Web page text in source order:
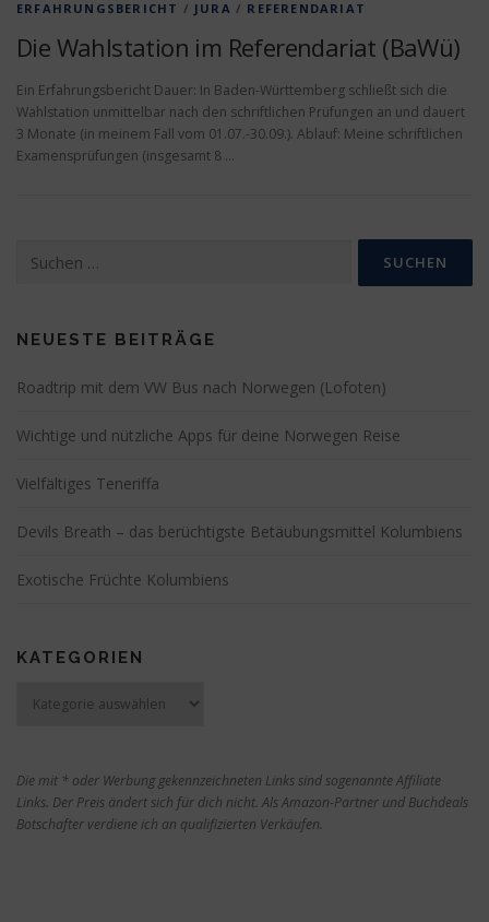
ERFAHRUNGSBERICHT / JURA / REFERENDARIAT
Die Wahlstation im Referendariat (BaWü)
Ein Erfahrungsbericht Dauer: In Baden-Württemberg schließt sich die
Wahlstation unmittelbar nach den schriftlichen Prüfungen an und dauert
3 Monate (in meinem Fall vom 01.07.-30.09.). Ablauf: Meine schriftlichen
Examensprüfungen (insgesamt 8 …
nach:
NEUESTE BEITRÄGE
Roadtrip mit dem VW Bus nach Norwegen (Lofoten)
Wichtige und nützliche Apps für deine Norwegen Reise
Vielfältiges Teneriffa
Devils Breath – das berüchtigste Betäubungsmittel Kolumbiens
Exotische Früchte Kolumbiens
KATEGORIEN
Die mit * oder Werbung gekennzeichneten Links sind sogenannte Affiliate
Links. Der Preis ändert sich für dich nicht. Als Amazon-Partner und Buchdeals
Botschafter verdiene ich an qualifizierten Verkäufen.